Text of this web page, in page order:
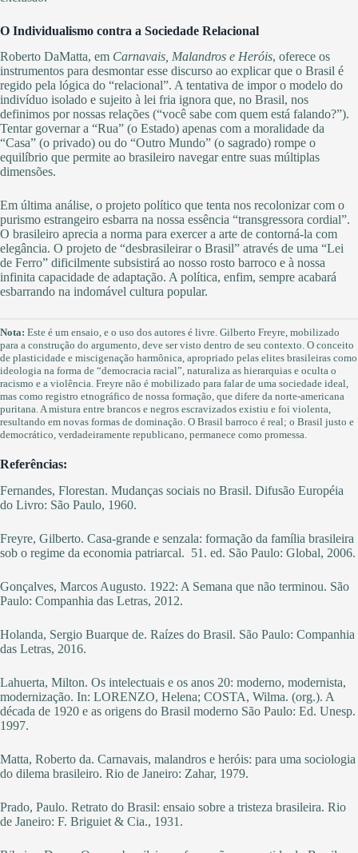
O Individualismo contra a Sociedade Relacional
Roberto DaMatta, em Carnavais, Malandros e Heróis, oferece os
instrumentos para desmontar esse discurso ao explicar que o Brasil é
regido pela lógica do “relacional”. A tentativa de impor o modelo do
indivíduo isolado e sujeito à lei fria ignora que, no Brasil, nos
definimos por nossas relações (“você sabe com quem está falando?”).
Tentar governar a “Rua” (o Estado) apenas com a moralidade da
“Casa” (o privado) ou do “Outro Mundo” (o sagrado) rompe o
equilíbrio que permite ao brasileiro navegar entre suas múltiplas
dimensões.
Em última análise, o projeto político que tenta nos recolonizar com o
purismo estrangeiro esbarra na nossa essência “transgressora cordial”.
O brasileiro aprecia a norma para exercer a arte de contorná-la com
elegância. O projeto de “desbrasileirar o Brasil” através de uma “Lei
de Ferro” dificilmente subsistirá ao nosso rosto barroco e à nossa
infinita capacidade de adaptação. A política, enfim, sempre acabará
esbarrando na indomável cultura popular.
Nota: Este é um ensaio, e o uso dos autores é livre. Gilberto Freyre, mobilizado
para a construção do argumento, deve ser visto dentro de seu contexto. O conceito
de plasticidade e miscigenação harmônica, apropriado pelas elites brasileiras como
ideologia na forma de “democracia racial”, naturaliza as hierarquias e oculta o
racismo e a violência. Freyre não é mobilizado para falar de uma sociedade ideal,
mas como registro etnográfico de nossa formação, que difere da norte-americana
puritana. A mistura entre brancos e negros escravizados existiu e foi violenta,
resultando em novas formas de dominação. O Brasil barroco é real; o Brasil justo e
democrático, verdadeiramente republicano, permanece como promessa.
Referências:
Fernandes, Florestan. Mudanças sociais no Brasil. Difusão Européia
do Livro: São Paulo, 1960.
Freyre, Gilberto. Casa-grande e senzala: formação da família brasileira
sob o regime da economia patriarcal. 51. ed. São Paulo: Global, 2006.
Gonçalves, Marcos Augusto. 1922: A Semana que não terminou. São
Paulo: Companhia das Letras, 2012.
Holanda, Sergio Buarque de. Raízes do Brasil. São Paulo: Companhia
das Letras, 2016.
Lahuerta, Milton. Os intelectuais e os anos 20: moderno, modernista,
modernização. In: LORENZO, Helena; COSTA, Wilma. (org.). A
década de 1920 e as origens do Brasil moderno São Paulo: Ed. Unesp.
1997.
Matta, Roberto da. Carnavais, malandros e heróis: para uma sociologia
do dilema brasileiro. Rio de Janeiro: Zahar, 1979.
Prado, Paulo. Retrato do Brasil: ensaio sobre a tristeza brasileira. Rio
de Janeiro: F. Briguiet & Cia., 1931.